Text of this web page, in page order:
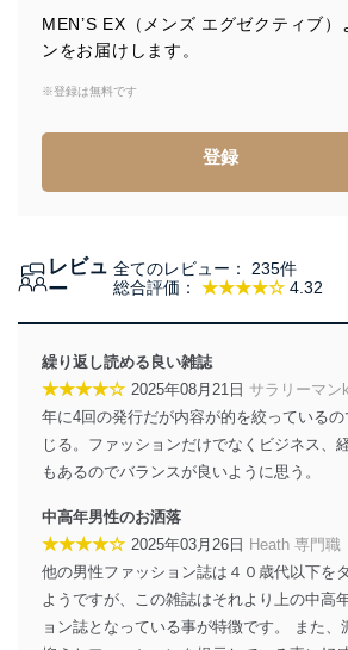
当社は、個人情報の取得・利用・提供
用目的を明確にし、本人の同意を得た
達成に必要な範囲内で適法かつ公正な
得・利用・提供を行います。また、当
供・開示は行いません。当社において
みを確実にするため、従業者等の教育
ます。また、目的外利用を行わないた
当社は、個人情報に関連する法令、国
す。
個人情報の安全管理措置
当社は、個人情報の正確性及び安全性
に、下記セキュリティ対策をはじめと
施し、個人情報の漏えい、滅失または
正に努めます。
アクセス制御
個人データを取り扱うことので
機器を取り扱う従業者を明確化
の不要なアクセスを防止してい
MEN’S EX（メンズ エグゼクティブ
ンをお届けします。
※登録は無料です
登録
レビュ
ー
総合評価： ★★★★☆ 4.32
全てのレビュー： 235件
繰り返し読める良い雑誌
★★★★☆ 2025年08月21日 サラリーマン
年に4回の発行だが内容が的を絞っている
じる。ファッションだけでなくビジネス、
もあるのでバランスが良いように思う。
中高年男性のお洒落
★★★★☆ 2025年03月26日 Heath 専門職
他の男性ファッション誌は４０歳代以下を
ようですが、この雑誌はそれより上の中高
ョン誌となっている事が特徴です。 また、